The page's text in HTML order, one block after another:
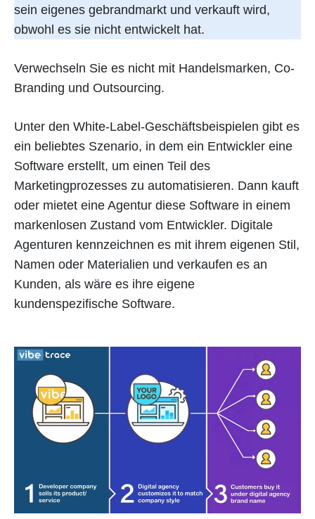
sein eigenes gebrandmarkt und verkauft wird,
obwohl es sie nicht entwickelt hat.
Verwechseln Sie es nicht mit Handelsmarken, Co-
Branding und Outsourcing.
Unter den White-Label-Geschäftsbeispielen gibt es
ein beliebtes Szenario, in dem ein Entwickler eine
Software erstellt, um einen Teil des
Marketingprozesses zu automatisieren. Dann kauft
oder mietet eine Agentur diese Software in einem
markenlosen Zustand vom Entwickler. Digitale
Agenturen kennzeichnen es mit ihrem eigenen Stil,
Namen oder Materialien und verkaufen es an
Kunden, als wäre es ihre eigene
kundenspezifische Software.